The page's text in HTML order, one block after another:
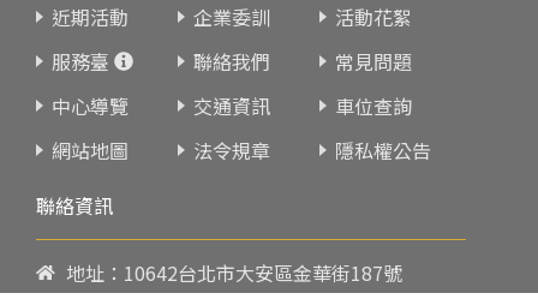
近期活動 企業委訓
活動花絮
服務臺
聯絡我們
常見問題
中心導覽
交通資訊
車位查詢
網站地圖
法令規章
隱私權公告
聯絡資訊
地址：10642台北市大安區金華街187號